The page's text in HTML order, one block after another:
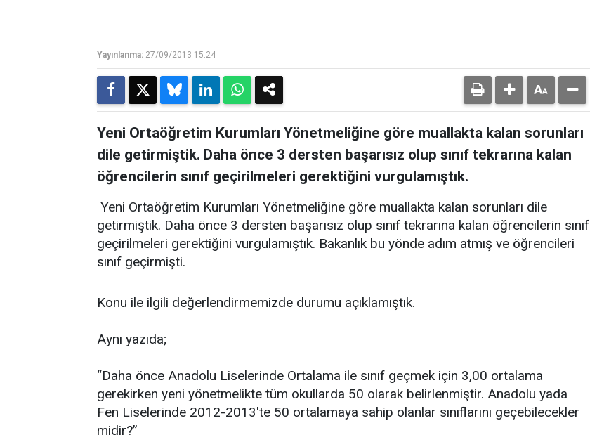
Yayınlanma: 27/09/2013 15:24
Yeni Ortaöğretim Kurumları Yönetmeliğine göre muallakta kalan sorunları
dile getirmiştik. Daha önce 3 dersten başarısız olup sınıf tekrarına kalan
öğrencilerin sınıf geçirilmeleri gerektiğini vurgulamıştık.
Yeni Ortaöğretim Kurumları Yönetmeliğine göre muallakta kalan sorunları dile
getirmiştik. Daha önce 3 dersten başarısız olup sınıf tekrarına kalan öğrencilerin sınıf
geçirilmeleri gerektiğini vurgulamıştık. Bakanlık bu yönde adım atmış ve öğrencileri
sınıf geçirmişti.
Konu ile ilgili değerlendirmemizde durumu açıklamıştık.
Aynı yazıda;
“Daha önce Anadolu Liselerinde Ortalama ile sınıf geçmek için 3,00 ortalama
gerekirken yeni yönetmelikte tüm okullarda 50 olarak belirlenmiştir. Anadolu yada
Fen Liselerinde 2012-2013'te 50 ortalamaya sahip olanlar sınıflarını geçebilecekler
midir?”